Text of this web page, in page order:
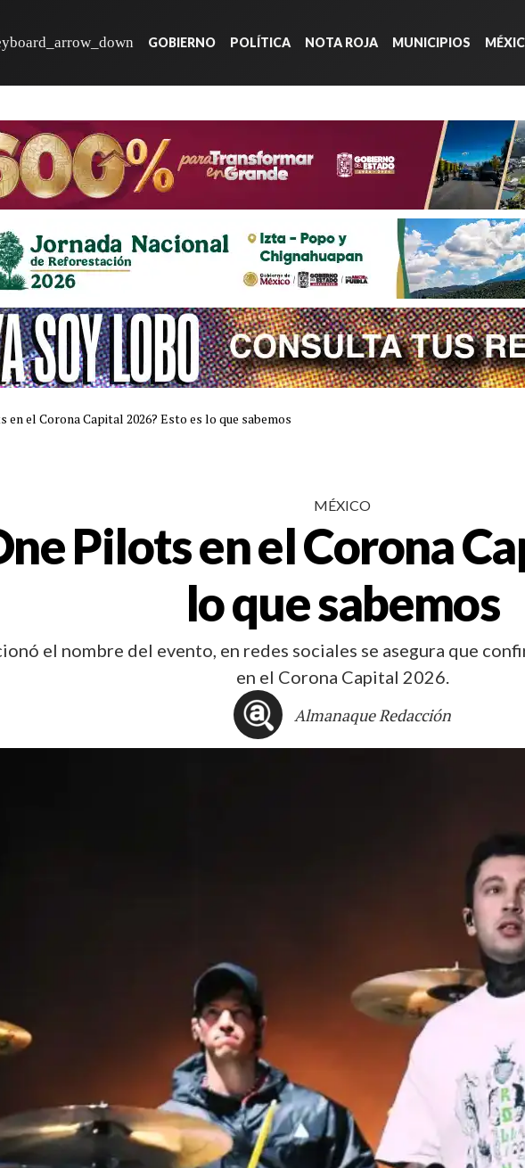
GOBIERNO POLÍTICA NOTA ROJA MUNICIPIOS
en el Corona Capital 2026? Esto es lo que sabemos
MÉXICO
Pilots en el Corona
lo que sabemos
el nombre del evento, en redes sociales se asegura que
en el Corona Capital 2026.
Almanaque Redacción